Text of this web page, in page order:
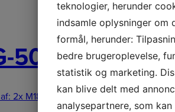
502
2x M18 5,0 Ah batteri M12 2,0 Ah batt
teknologier, herunder
indsamle oplysninger om
formål, herunder:
bedre brugeroplevelse,
statistik og marketing.
kan blive delt med
analysepartnere, som